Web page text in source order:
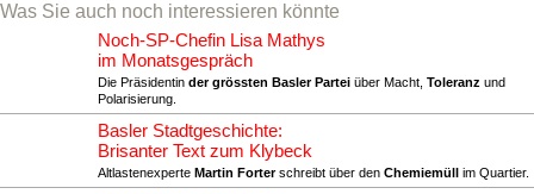
Was Sie auch noch interessieren könnte
Noch-SP-Chefin Lisa Mathys
im Monatsgespräch
Die Präsidentin der grössten Basler Partei über Macht, Toleranz und
Polarisierung.
Basler Stadtgeschichte:
Brisanter Text zum Klybeck
Altlastenexperte Martin Forterschreibt über den Chemiemüll im Quartier.